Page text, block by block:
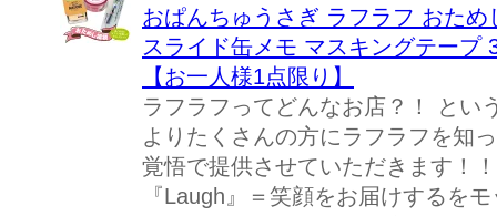
おぱんちゅうさぎ ラフラフ おた
スライド缶メモ マスキングテープ
【お一人様1点限り】
ラフラフってどんなお店？！ とい
よりたくさんの方にラフラフを知
覚悟で提供させていただきます！
『Laugh』＝笑顔をお届けするを